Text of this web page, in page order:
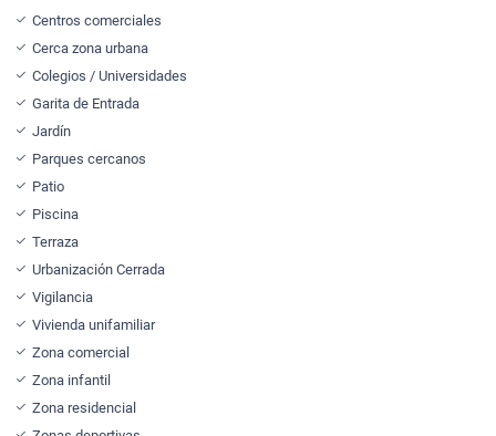
Centros comerciales
Cerca zona urbana
Colegios / Universidades
Garita de Entrada
Jardín
Parques cercanos
Patio
Piscina
Terraza
Urbanización Cerrada
Vigilancia
Vivienda unifamiliar
Zona comercial
Zona infantil
Zona residencial